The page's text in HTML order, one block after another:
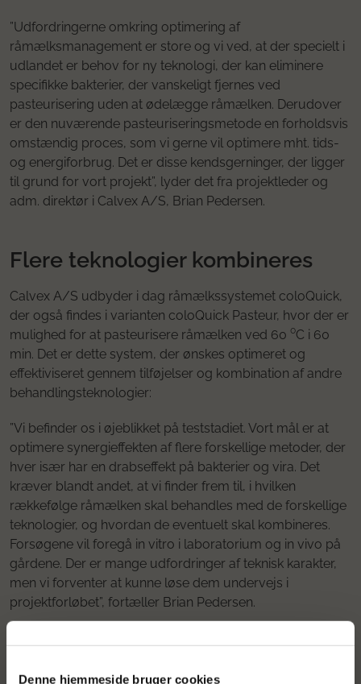
Denne hjemmeside bruger cookies
”Udfordringerne omkring optimering af
råmælksmanagement er store og vi ved, at der specielt i
udlandet er behov for ny teknologi, der kan eliminere
specifikke bakterier, der vanskeligt fjernes ved
pasteurisering uden at ødelægge råmælken. Derudover
er den nuværende pasteuriseringsmetode en forholdsvis
omstændig proces, som vi gerne vil optimere mht. tids-
og energiforbrug. Det er disse kendsgerninger, der ligger
til grund for vort projekt”, lyder det fra projektleder og
adm. direktør i Calvex A/S, Brian Pedersen.
Flere teknologier kombineres
Calvex A/S udbyder i dag råmælkssystemet coloQuick,
der også findes i varianten coloQuick Pasteur, hvor der er
mulighed for at pasteurisere råmælken ved 60 ⁰C i 60
min. Det er dette system, der ønskes optimeret og
effektiviseret gennem tilføjelser og kombination af andre
behandlingsteknologier:
”Vi befinder os i øjeblikket på teststadiet. Vort mål er at
optimere synergieffekten af flere forskellige metoder, der
hver især har en drabseffekt på bakterier og vira. Det
kræver blandt andet, at vi finder frem til, i hvilken
rækkefølge råmælken skal behandles med de forskellige
teknologier, og hvordan de eventuelt skal kombineres.
Forsøgene vil foregå in vitro i laboratorium og in vivo på
gårdene. Der er mange udfordringer af teknisk karakter,
men vi forventer at kunne løse dem undervejs i
projektforløbet”, fortæller Brian Pedersen.